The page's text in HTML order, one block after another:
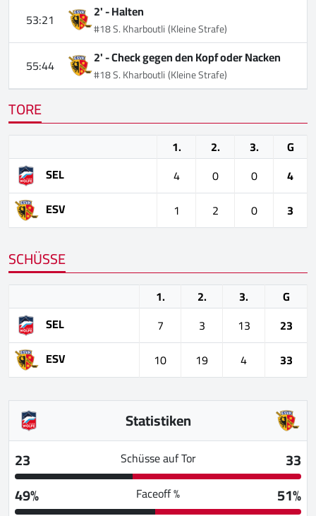
53:21 2' -Halten
#18 S. Kharboutli(Kleine Strafe)
55:44 2' -Check gegen den Kopf oder Nacken
#18 S. Kharboutli(Kleine Strafe)
TORE
1. 2. 3.
G
SEL
4 0 0
4
ESV
1 2 0 3
SCHÜSSE
1. 2. 3.
G
SEL
7 3 13
23
ESV
10 19 4 33
Statistiken
23
Schüsse auf Tor
33
49%
Faceoff %
51%